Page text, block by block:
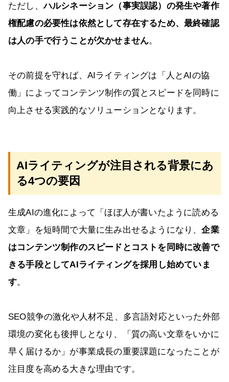
ただし、ハルシネーション（事実誤認）の発生や著作
権配慮の必要性は依然として存在するため、最終確認
は人の手で行うことが欠かせません。
その前提を守れば、AIライティングは「人とAIの協
働」によってコンテンツ制作の質とスピードを同時に
向上させる実践的なソリューションとなります。
AIライティングが注目される背景にあ
る4つの要因
生成AIの進化によって「ほぼ人が書いたように読める
文章」を短時間で大量に生み出せるようになり、企業
はコンテンツ制作のスピードとコストを同時に改善で
きる手段としてAIライティングを採用し始めていま
す。
SEO競争の激化や人材不足、多言語対応といった外部
環境の変化も後押しとなり、「質の高い文章をいかに
早く届けるか」が事業成長の重要課題になったことが
注目度を高める大きな理由です。